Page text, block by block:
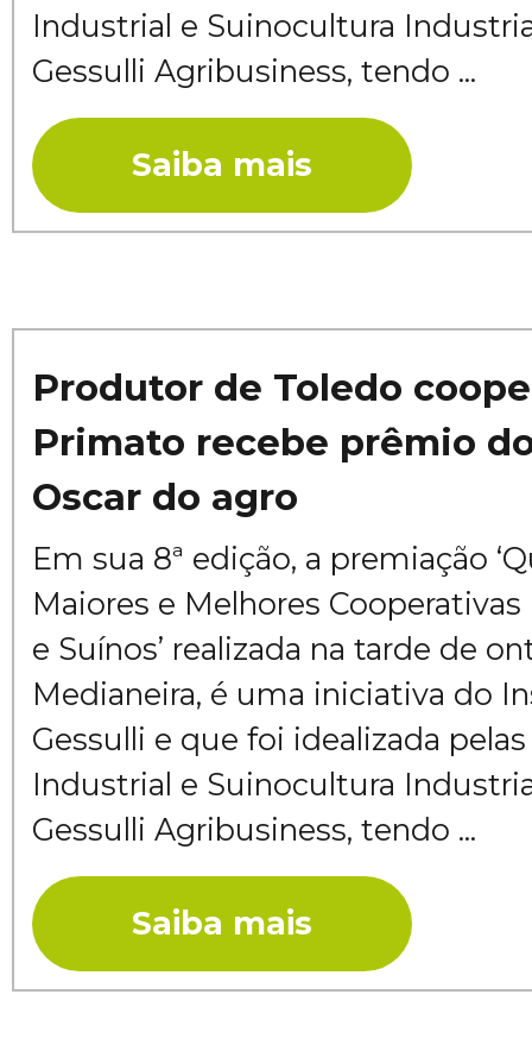
Industrial e Suinocultura
Gessulli Agribusiness, tendo ...
Saiba mais
Produtor de Toledo
Primato recebe prêmio
Oscar do agro
Em sua 8ª edição, a premiação
Maiores e Melhores Cooperativas
e Suínos’ realizada na tarde de
Medianeira, é uma iniciativa do
Gessulli e que foi idealizada
Industrial e Suinocultura
Gessulli Agribusiness, tendo ...
Saiba mais